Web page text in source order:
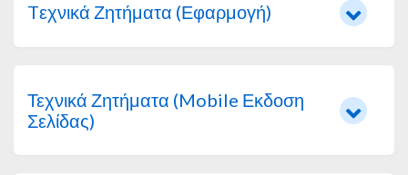
Tεχνικά Ζητήματα (Εφαρμογή)
Τεχνικά Ζητήματα (Mobile Εκδοση
Σελίδας)